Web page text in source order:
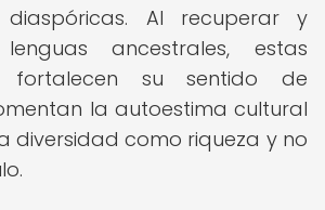
diaspóricas. Al recuperar y
ancestrales, estas
fortalecen su sentido de
la autoestima cultural
diversidad como riqueza y no